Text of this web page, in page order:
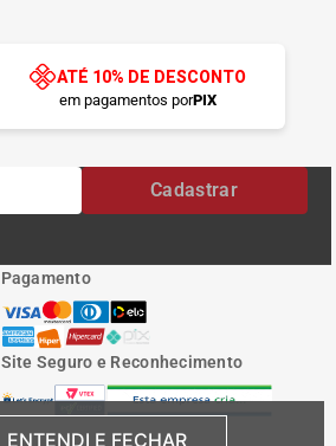
ENTENDI E FECHAR
ATÉ 10% DE DESCONTO
em pagamentos porPIX
Cadastrar
Pagamento
Site Seguro e Reconhecimento